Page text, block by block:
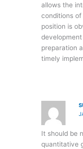
allows the
conditions
position is
preparation
timely
It should be
quantitative